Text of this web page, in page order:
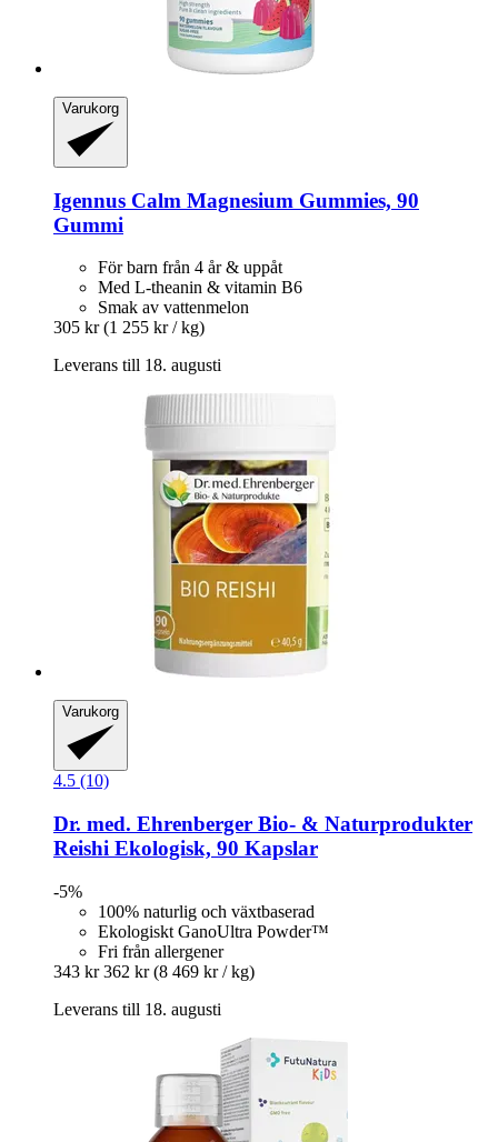
Varukorg
Igennus Calm Magnesium Gummies, 90
Gummi
För barn från 4 år & uppåt
Med L-theanin & vitamin B6
Smak av vattenmelon
305 kr (1 255 kr / kg)
Leverans till 18. augusti
Varukorg
4.5 (10)
Dr. med. Ehrenberger Bio- & Naturprodukter
Reishi Ekologisk, 90 Kapslar
-5%
100% naturlig och växtbaserad
Ekologiskt GanoUltra Powder™
Fri från allergener
343 kr 362 kr (8 469 kr / kg)
Leverans till 18. augusti